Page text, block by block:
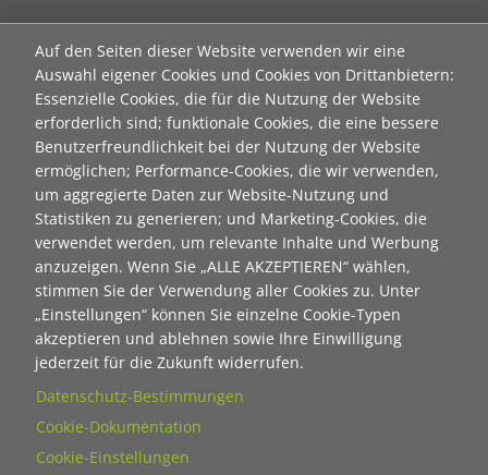
Auf den Seiten dieser Website verwenden wir eine
Auswahl eigener Cookies und Cookies von Drittanbietern:
Essenzielle Cookies, die für die Nutzung der Website
erforderlich sind; funktionale Cookies, die eine bessere
Benutzerfreundlichkeit bei der Nutzung der Website
ermöglichen; Performance-Cookies, die wir verwenden,
um aggregierte Daten zur Website-Nutzung und
Statistiken zu generieren; und Marketing-Cookies, die
verwendet werden, um relevante Inhalte und Werbung
anzuzeigen. Wenn Sie „ALLE AKZEPTIEREN“ wählen,
stimmen Sie der Verwendung aller Cookies zu. Unter
„Einstellungen“ können Sie einzelne Cookie-Typen
akzeptieren und ablehnen sowie Ihre Einwilligung
jederzeit für die Zukunft widerrufen.
Datenschutz-Bestimmungen
Cookie-Dokumentation
Cookie-Einstellungen
Contact 1
Anrede
Titel
Vorname
Nachname
E-Mail
Wie dürfen wir Sie in Zukunft ansprechen